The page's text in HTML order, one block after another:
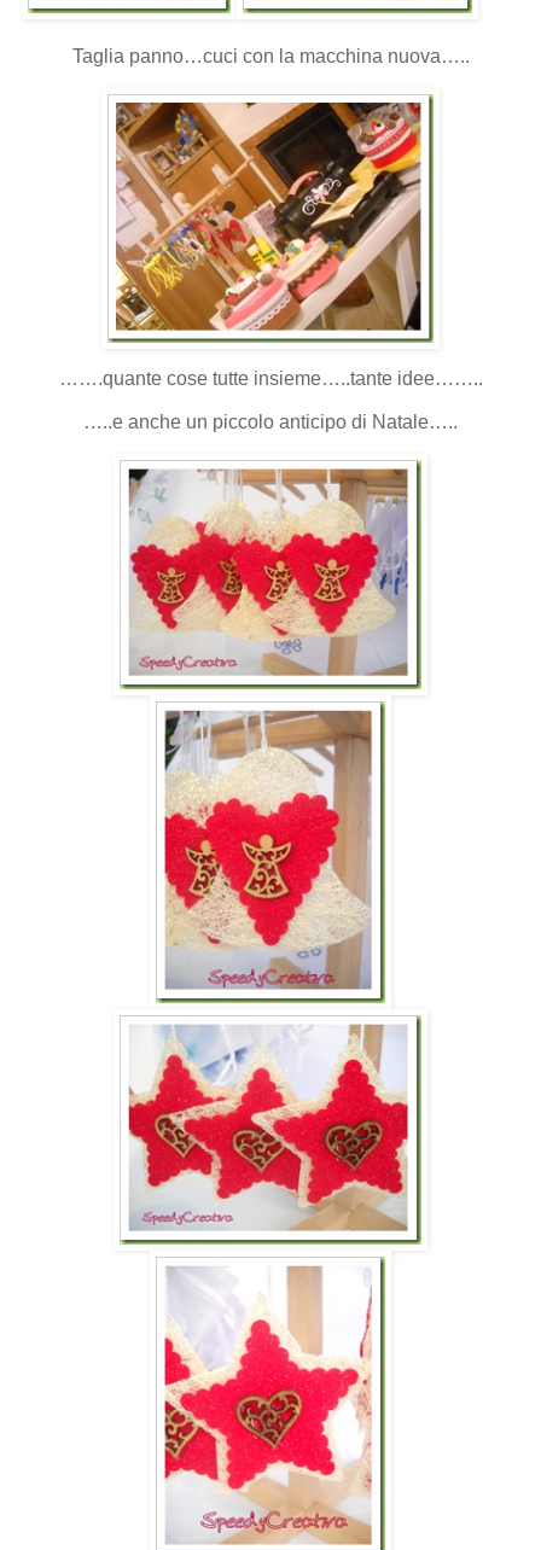
Taglia panno…cuci con la macchina nuova…..
…….quante cose tutte insieme…..tante idee……..
…..e anche un piccolo anticipo di Natale…..